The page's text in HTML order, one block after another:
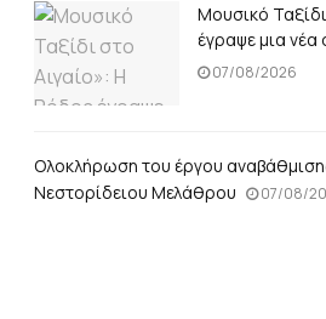
Μουσικό
έγραψε μια νέα
07/08/2026
Ολοκλήρωση του έργου
Νεστορίδειου Μελάθρου
07/08/